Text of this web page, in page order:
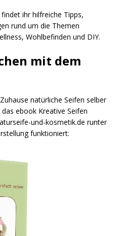
ihr hilfreiche Tipps,
rund um die Themen
Wohlbefinden und DIY.
mit dem
natürliche Seifen selber
ebook Kreative Seifen
und-kosmetik.de runter
funktioniert: